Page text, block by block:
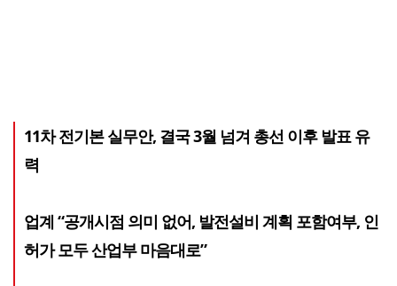
11차 전기본 실무안, 결국 3월 넘겨 총선 이후 발표 유
력
업계 “공개시점 의미 없어, 발전설비 계획 포함여부, 인
허가 모두 산업부 마음대로”